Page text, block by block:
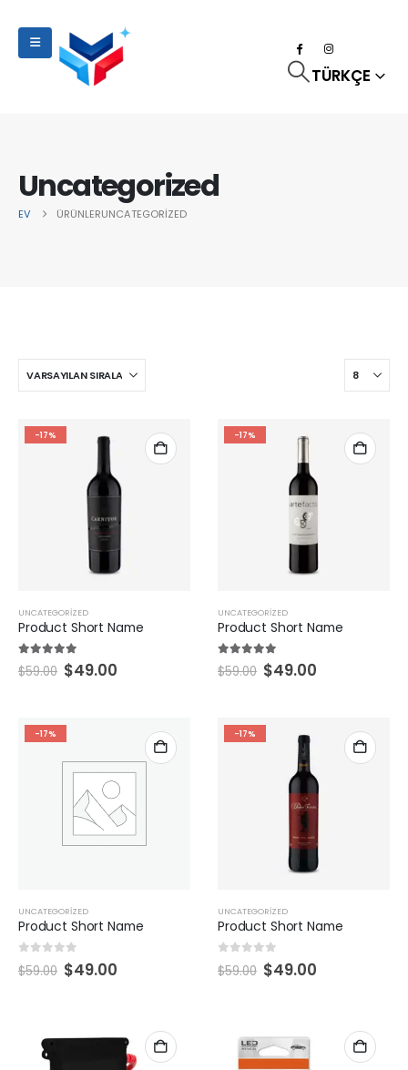
TÜRKÇE
Uncategorized
EV ÜRÜNLERUNCATEGORIZED
-17%
UNCATEGORIZED
Product Short Name
5.00 5 üzerinden
$59.00 $49.00
-17%
UNCATEGORIZED
Product Short Name
5.00 5 üzerinden
$59.00 $49.00
-17%
UNCATEGORIZED
Product Short Name
5 üzerinden
$59.00 $49.00
-17%
UNCATEGORIZED
Product Short Name
5 üzerinden
$59.00 $49.00